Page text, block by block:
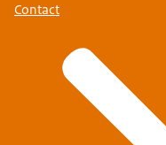
Contact